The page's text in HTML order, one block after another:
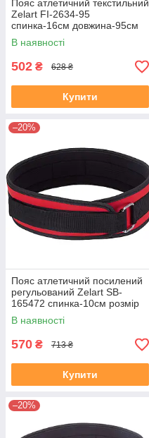
Пояс атлетичний текстильний
Zelart FI-2634-95
спинка-16см довжина-95см
червоний
В наявності
502 ₴ 628 ₴
Купити
–20%
Пояс атлетичний посилений
регульований Zelart SB-
165472 спинка-10см розмір
XS-XXL червоний
В наявності
570 ₴ 713 ₴
Купити
–20%